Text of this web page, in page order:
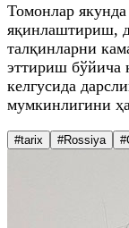
Томонлар
яқинлаштириш,
талқинларни
эттириш бўйича
келгусида
мумкинлигини
#tarix #Rossiya